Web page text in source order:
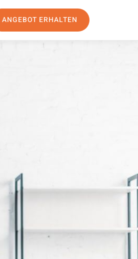
ANGEBOT ERHALTEN